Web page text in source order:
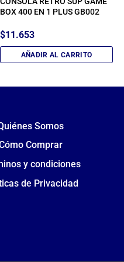
BOX 400 EN 1 PLUS GB002
$11.653
AÑADIR AL CARRITO
Somos
Comprar
y condiciones
de Privacidad